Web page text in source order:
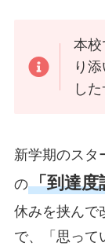
本校
り
し
新学期のスタ
の「到達度
休みを挟んで
で、「思って